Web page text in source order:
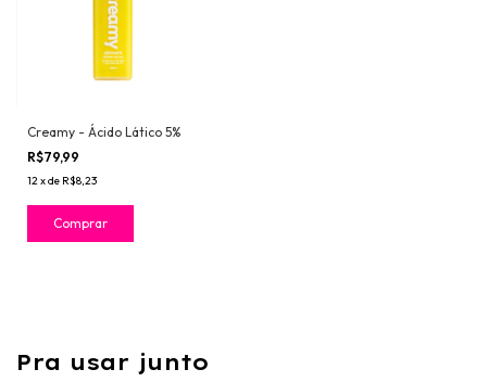
Creamy - Ácido Lático 5%
R$79,99
12xde R$8,23
Pra usar junto